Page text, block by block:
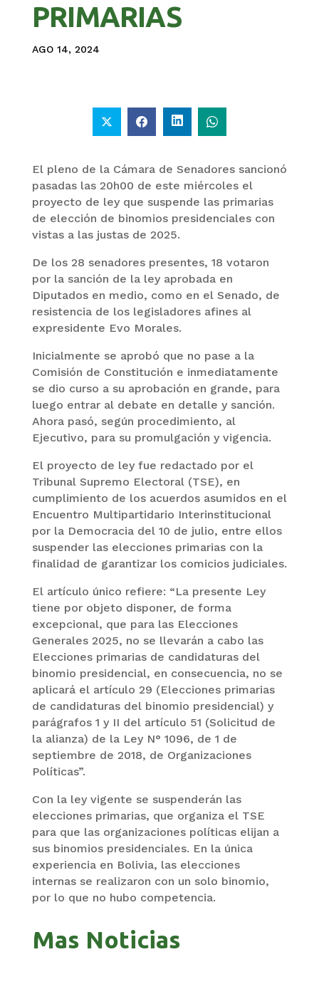
PRIMARIAS
AGO 14, 2024
El pleno de la Cámara de Senadores sancionó
pasadas las 20h00 de este miércoles el
proyecto de ley que suspende las primarias
de elección de binomios presidenciales con
vistas a las justas de 2025.
De los 28 senadores presentes, 18 votaron
por la sanción de la ley aprobada en
Diputados en medio, como en el Senado, de
resistencia de los legisladores afines al
expresidente Evo Morales.
Inicialmente se aprobó que no pase a la
Comisión de Constitución e inmediatamente
se dio curso a su aprobación en grande, para
luego entrar al debate en detalle y sanción.
Ahora pasó, según procedimiento, al
Ejecutivo, para su promulgación y vigencia.
El proyecto de ley fue redactado por el
Tribunal Supremo Electoral (TSE), en
cumplimiento de los acuerdos asumidos en el
Encuentro Multipartidario Interinstitucional
por la Democracia del 10 de julio, entre ellos
suspender las elecciones primarias con la
finalidad de garantizar los comicios judiciales.
El artículo único refiere: “La presente Ley
tiene por objeto disponer, de forma
excepcional, que para las Elecciones
Generales 2025, no se llevarán a cabo las
Elecciones primarias de candidaturas del
binomio presidencial, en consecuencia, no se
aplicará el artículo 29 (Elecciones primarias
de candidaturas del binomio presidencial) y
parágrafos 1 y II del artículo 51 (Solicitud de
la alianza) de la Ley N° 1096, de 1 de
septiembre de 2018, de Organizaciones
Políticas”.
Con la ley vigente se suspenderán las
elecciones primarias, que organiza el TSE
para que las organizaciones políticas elijan a
sus binomios presidenciales. En la única
experiencia en Bolivia, las elecciones
internas se realizaron con un solo binomio,
por lo que no hubo competencia.
Mas Noticias